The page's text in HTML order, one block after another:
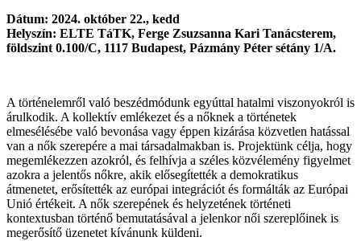
Dátum: 2024. október 22., kedd
Helyszín: ELTE TáTK, Ferge Zsuzsanna Kari Tanácsterem,
földszint 0.100/C, 1117 Budapest, Pázmány Péter sétány 1/A.
A történelemről való beszédmódunk egyúttal hatalmi viszonyokról is
árulkodik. A kollektív emlékezet és a nőknek a történetek
elmesélésébe való bevonása vagy éppen kizárása közvetlen hatással
van a nők szerepére a mai társadalmakban is. Projektünk célja, hogy
megemlékezzen azokról, és felhívja a széles közvélemény figyelmet
azokra a jelentős nőkre, akik elősegítették a demokratikus
átmenetet, erősítették az európai integrációt és formálták az Európai
Unió értékeit. A nők szerepének és helyzetének történeti
kontextusban történő bemutatásával a jelenkor női szereplőinek is
megerősítő üzenetet kívánunk küldeni.